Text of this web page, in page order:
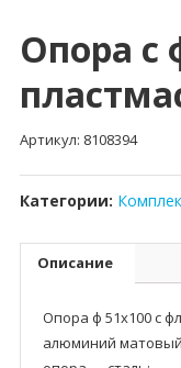
Опора с
Артикул: 8108394
Категории:
Описание
Опора ф 51х100 с
алюминий матовый